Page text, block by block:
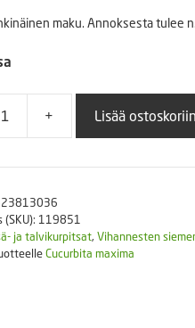
maku. Annoksesta tulee
+ Lisää ostoskoriin
119851
ja talvikurpitsat, Vihannesten
Cucurbita maxima